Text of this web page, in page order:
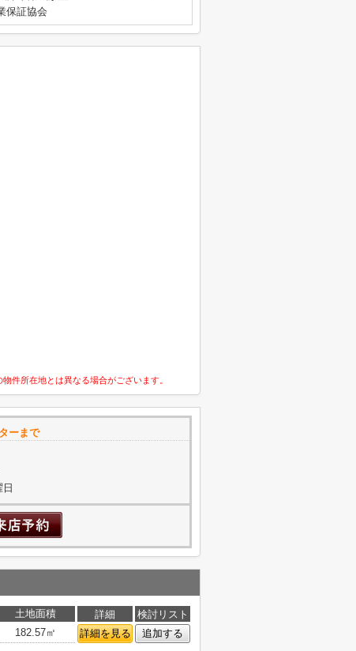
保証協会
件所在地とは異なる場合がございます。
ーまで
土地面積 詳細
検討リスト
182.57㎡ 詳細を見る 追加する